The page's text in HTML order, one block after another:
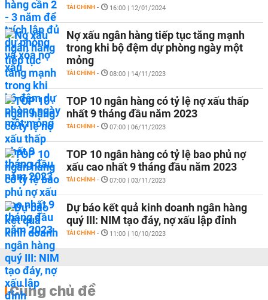
TÀI CHÍNH - 16:00 | 12/01/2024
Nợ xấu ngân hàng tiếp tục tăng mạnh
trong khi bộ đệm dự phòng ngày một
mỏng
TÀI CHÍNH - 08:00 | 14/11/2023
TOP 10 ngân hàng có tỷ lệ nợ xấu thấp
nhất 9 tháng đầu năm 2023
TÀI CHÍNH - 07:00 | 06/11/2023
TOP 10 ngân hàng có tỷ lệ bao phủ nợ
xấu cao nhất 9 tháng đầu năm 2023
TÀI CHÍNH - 07:00 | 03/11/2023
Dự báo kết quả kinh doanh ngân hàng
quý III: NIM tạo đáy, nợ xấu lập đỉnh
TÀI CHÍNH - 11:00 | 10/10/2023
Cùng chủ đề